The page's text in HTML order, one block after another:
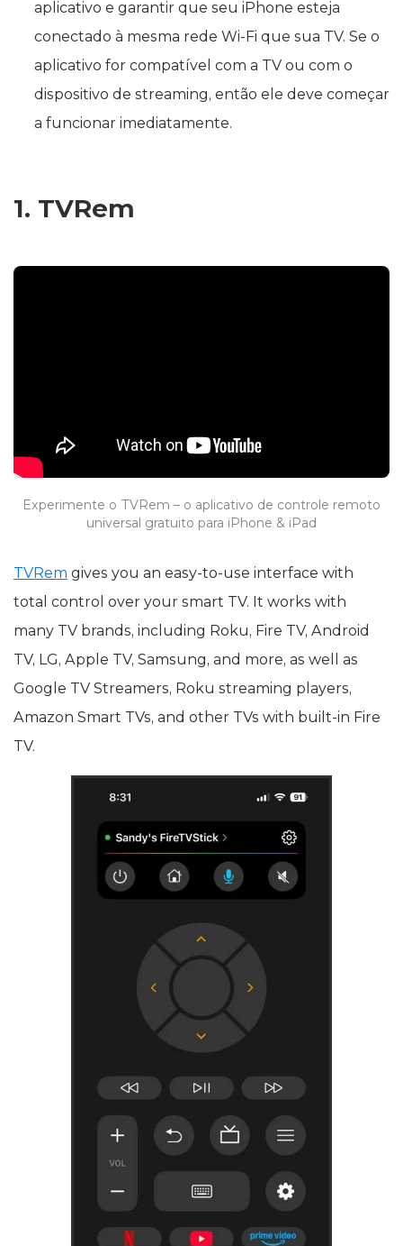
aplicativo e garantir que seu iPhone esteja
conectado à mesma rede Wi‑Fi que sua TV. Se o
aplicativo for compatível com a TV ou com o
dispositivo de streaming, então ele deve começar
a funcionar imediatamente.
1. TVRem
Experimente o TVRem – o aplicativo de controle remoto
universal gratuito para iPhone & iPad
TVRem gives you an easy-to-use interface with
total control over your smart TV. It works with
many TV brands, including Roku, Fire TV, Android
TV, LG, Apple TV, Samsung, and more, as well as
Google TV Streamers, Roku streaming players,
Amazon Smart TVs, and other TVs with built-in Fire
TV.